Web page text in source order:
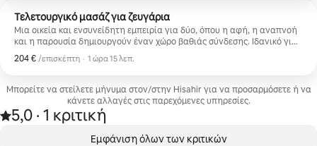
Τελετουργικό μασάζ για ζευγάρια
Μια οικεία και ενσυνείδητη εμπειρία για δύο, όπου η αφή, η αναπνοή
και η παρουσία δημιουργούν έναν χώρο βαθιάς σύνδεσης. Ιδανικό για
την ενδυνάμωση των δεσμών, τη χαλάρωση μαζί και την από κοινού
απόλαυση μιας στιγμής ευεξίας, φροντίδας και αρμονίας ως ζευγάρι.
204 € /επισκέπτη
204 €, ανά επισκέπτη
, · 1 ώρα 15 λεπ.
Μπορείτε να στείλετε μήνυμα στον/στην Hisahir για να προσαρμόσετε ή να
κάνετε αλλαγές στις παρεχόμενες υπηρεσίες.
Βαθμολογήθηκε με 5,0 στα 5 αστέρια, από 1 κριτική
5,0
, · 1 κριτική
Εμφάνιση 0 από 0 στοιχείων
Εμφάνιση όλων των κριτικών